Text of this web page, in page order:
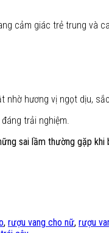
cảm giác trẻ trung và
nhờ hương vị ngọt dịu,
trải nghiệm.
sai lầm thường gặp khi
, rượu vang cho nữ, rượu